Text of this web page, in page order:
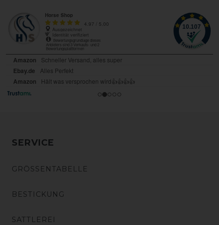
SERVICE
GRÖSSENTABELLE
BESTICKUNG
SATTLEREI